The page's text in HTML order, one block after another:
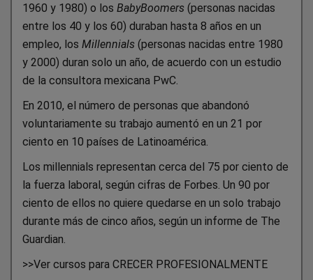
1960 y 1980) o los BabyBoomers (personas nacidas
entre los 40 y los 60) duraban hasta 8 años en un
empleo, los Millennials (personas nacidas entre 1980
y 2000) duran solo un año, de acuerdo con un estudio
de la consultora mexicana PwC.
En 2010, el número de personas que abandonó
voluntariamente su trabajo aumentó en un 21 por
ciento en 10 países de Latinoamérica.
Los millennials representan cerca del 75 por ciento de
la fuerza laboral, según cifras de Forbes. Un 90 por
ciento de ellos no quiere quedarse en un solo trabajo
durante más de cinco años, según un informe de The
Guardian.
>>Ver cursos para CRECER PROFESIONALMENTE